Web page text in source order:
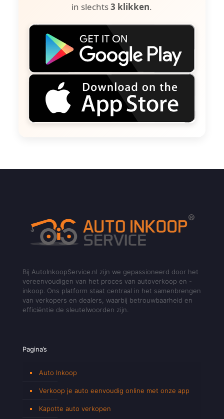
in slechts3 klikken.
Bij AutoInkoopService.nl zijn we gepassioneerd door het
vereenvoudigen van het proces van autoverkoop en -
inkoop. Ons platform staat centraal in het samenbrengen
van verkopers en dealers, waarbij betrouwbaarheid en
efficiëntie de sleutelwoorden zijn.
Pagina’s
Auto Inkoop
Verkoop je auto eenvoudig online met onze app
Kapotte auto verkopen